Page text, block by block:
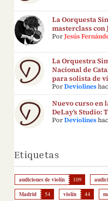
La Oorquesta
masterclass
PorJesús
La Orquestra
Nacional de
para solista de
PorDeviolines
Nuevo curso en
DeLay’s Studio:
PorDeviolines
Etiquetas
audiciones de violín 109
Madrid 54 violín 44